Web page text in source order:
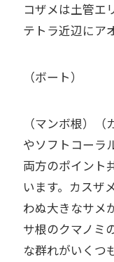
コザメは土管エ
テトラ近辺にア
（ボート）
（マンボ根）
やソフトコーラ
両方のポイント
います。カスザ
わぬ大きなサメ
サ根のクマノミ
な群れがいくつ